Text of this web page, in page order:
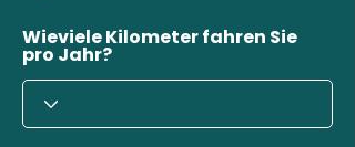
Wieviele Kilometer fahren Sie
pro Jahr?